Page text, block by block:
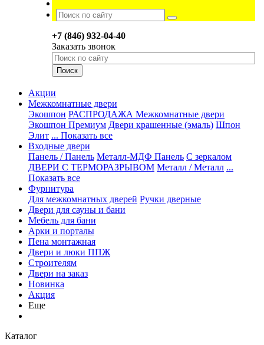
+7 (846) 932-04-40
Заказать звонок
Акции
Межкомнатные двери
Экошпон РАСПРОДАЖА Межкомнатные двери
Экошпон Премиум Двери крашенные (эмаль) Шпон
Элит ... Показать все
Входные двери
Панель / Панель Металл-МДФ Панель С зеркалом
ДВЕРИ С ТЕРМОРАЗРЫВОМ Металл / Металл ...
Показать все
Фурнитура
Для межкомнатных дверей Ручки дверные
Двери для сауны и бани
Мебель для бани
Арки и порталы
Пена монтажная
Двери и люки ППЖ
Строителям
Двери на заказ
Новинка
Акция
Еще
Каталог